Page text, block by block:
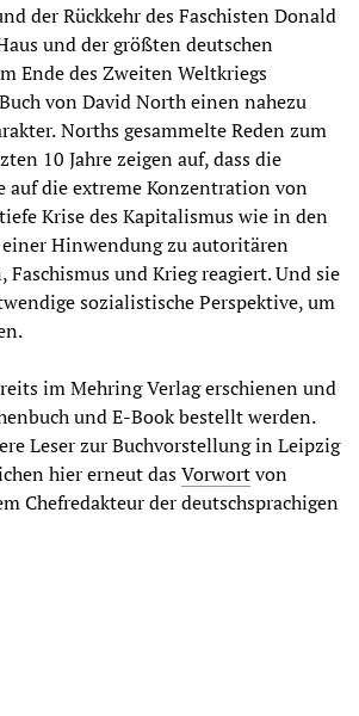
der Rückkehr des Faschisten Donald
und der größten deutschen
Ende des Zweiten Weltkriegs
von David North einen nahezu
Norths gesammelte Reden zum
10 Jahre zeigen auf, dass die
auf die extreme Konzentration von
Krise des Kapitalismus wie in den
Hinwendung zu autoritären
Faschismus und Krieg reagiert. Und sie
sozialistische Perspektive, um
im Mehring Verlag erschienen und
und E-Book bestellt werden.
Leser zur Buchvorstellung in Leipzig
hier erneut dasVorwortvon
Chefredakteur der deutschsprachigen